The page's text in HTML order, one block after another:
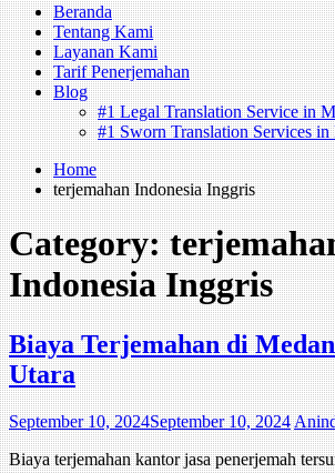
Beranda
Tentang Kami
Layanan Kami
Tarif Penerjemahan
Blog
#1 Legal Translation Service in
#1 Sworn Translation Services in
Home
terjemahan Indonesia Inggris
Category:
Indonesia Inggris
Biaya Terjemahan di
Utara
September 10, 2024September 10, 2024
Biaya terjemahan kantor jasa penerjemah